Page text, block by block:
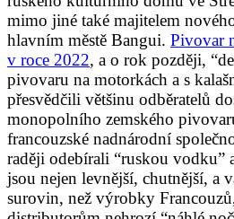
mimo jiné také majitelem
hlavním městě Bangui. Pivovar
v roce 2022, a o rok později,
pivovaru na motorkách a s
přesvědčili většinu odběratelů
monopolního zemského
francouzské nadnárodní
raději odebírali “ruskou vodku”
jsou nejen levnější, chutnější, a
surovin, než výrobky